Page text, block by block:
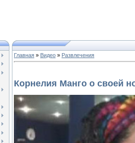
Главная » Видео » Развлечения
Корнелия Манго о своей